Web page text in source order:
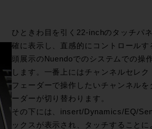
ひときわ目を引く22-inchのタッチパ
確に表示し、直感的にコントロール
頭展示のNuendoでのシステムでの操
します。一番上にはチャンネルセレ
フェーダーで操作したいチャンネルを
ーダーが切り替わります。
その下には、insert/Dynamics/EQ/
ックスが表示され、タッチすることに